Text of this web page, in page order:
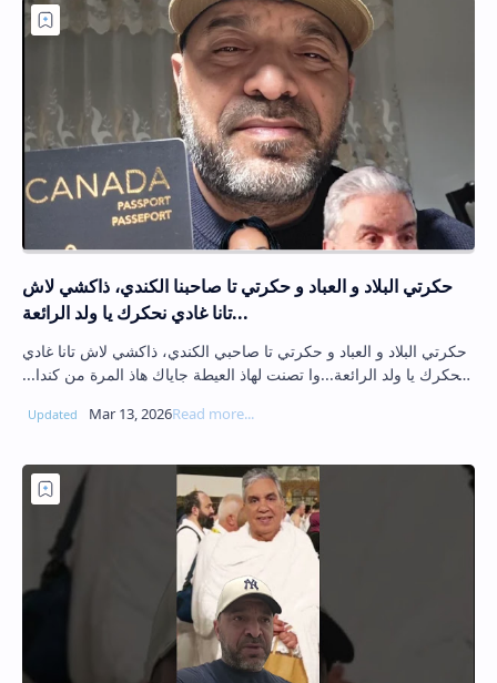
حكرتي البلاد و العباد و حكرتي تا صاحبنا الكندي، ذاكشي لاش
تانا غادي نحكرك يا ولد الرائعة...
حكرتي البلاد و العباد و حكرتي تا صاحبي الكندي، ذاكشي لاش تانا غادي
نحكرك يا ولد الرائعة...وا تصنت لهاذ العيطة جاياك هاذ المرة من كندا...